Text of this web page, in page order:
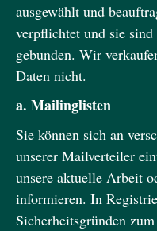
ausgewählt und
verpflichtet und sie sind
gebunden. Wir
Daten nicht.
a. Mailinglisten
Sie können sich an
unserer Mailverteiler
unsere aktuelle Arbeit
informieren. In
Sicherheitsgründen